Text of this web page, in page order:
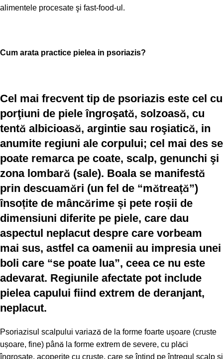
alimentele procesate şi fast-food-ul.
Cum arata practice pielea in psoriazis?
Cel mai frecvent tip de psoriazis este cel cu
porţiuni de piele îngroşată, solzoasă, cu
tentă albicioasă, argintie sau roşiatică, in
anumite regiuni ale corpului; cel mai des se
poate remarca pe coate, scalp, genunchi şi
zona lombară (sale). Boala se manifestă
prin descuamări (un fel de “mătreață”)
însoțite de mâncărime și pete roșii de
dimensiuni diferite pe piele, care dau
aspectul neplacut despre care vorbeam
mai sus, astfel ca oamenii au impresia unei
boli care “se poate lua”, ceea ce nu este
adevarat. Regiunile afectate pot include
pielea capului fiind extrem de deranjant,
neplacut.
Psoriazisul scalpului variază de la forme foarte ușoare (cruste
ușoare, fine) până la forme extrem de severe, cu plăci
îngroșate, acoperite cu cruste, care se întind pe întregul scalp și